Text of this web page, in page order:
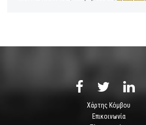
Χάρτης Κόμβου
Επικοινωνία